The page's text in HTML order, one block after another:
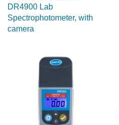
DR4900 Lab
Spectrophotometer, with
camera